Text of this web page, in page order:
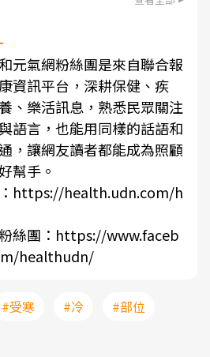
元氣網粉絲團是來自聯合報
資訊平台，深耕保健、疾
、樂活訊息，熟悉民眾關注
語言，也能用同樣的話語和
，讓網友讀者都能成為照顧
幫手。
https://health.udn.com/h
絲團： https://www.faceb
healthudn/
#受寒 #冷 #部位